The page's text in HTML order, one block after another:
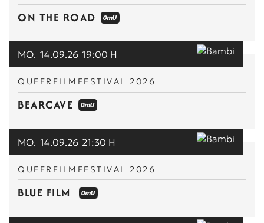
ON THE ROAD
QUEERFILMFESTIVAL 2026
BEARCAVE
MO. 14.09.26 19:00 H
QUEERFILMFESTIVAL 2026
BLUE FILM
MO. 14.09.26 21:30 H